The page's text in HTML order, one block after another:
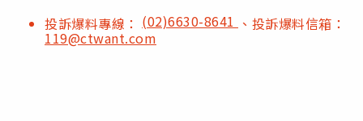
投訴爆料專線： (02)6630-8641 、投訴爆料信箱：
119@ctwant.com